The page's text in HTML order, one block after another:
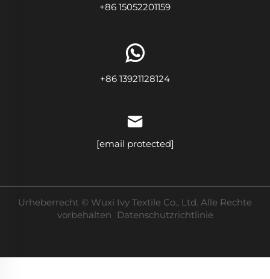
+86 15052201159
+86 13921128124
[email protected]
Urheberrecht © Wuxi Ivy Textile Co., Ltd. Alle Rechte
vorbehalten
Datenschutzrichtlinie